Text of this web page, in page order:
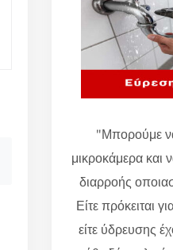
"Μπορούμε
μικροκάμερα και
διαρροής
Είτε πρόκειται
είτε ύδρευσης